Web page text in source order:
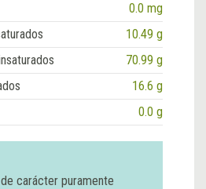
0.0 mg
10.49 g
70.99 g
16.6 g
0.0 g
carácter puramente